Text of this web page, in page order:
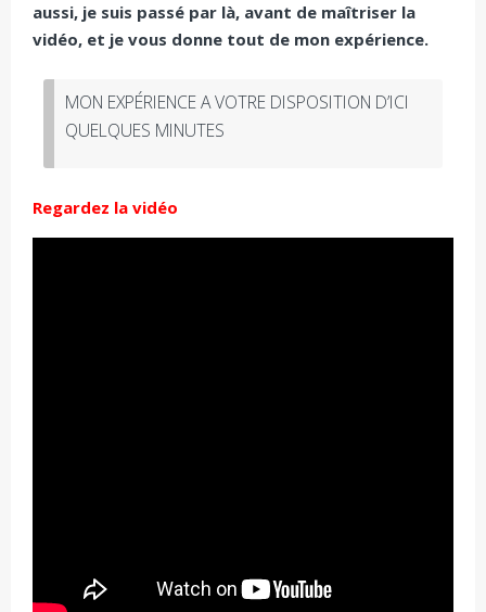
aussi, je suis passé par là, avant de maîtriser la
vidéo, et je vous donne tout de mon expérience.
MON EXPÉRIENCE A VOTRE DISPOSITION D’ICI
QUELQUES MINUTES
Regardez la vidéo